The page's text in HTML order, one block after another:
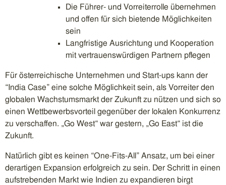
Die Führer- und Vorreiterrolle übernehmen
und offen für sich bietende Möglichkeiten
sein
Langfristige Ausrichtung und Kooperation
mit vertrauenswürdigen Partnern pflegen
Für österreichische Unternehmen und Start-ups kann der
“India Case” eine solche Möglichkeit sein, als Vorreiter den
globalen Wachstumsmarkt der Zukunft zu nützen und sich so
einen Wettbewerbsvorteil gegenüber der lokalen Konkurrenz
zu verschaffen. „Go West“ war gestern, „Go East“ ist die
Zukunft.
Natürlich gibt es keinen “One-Fits-All” Ansatz, um bei einer
derartigen Expansion erfolgreich zu sein. Der Schritt in einen
aufstrebenden Markt wie Indien zu expandieren birgt